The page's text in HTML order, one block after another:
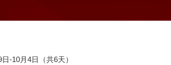
-10月4日（共6天）